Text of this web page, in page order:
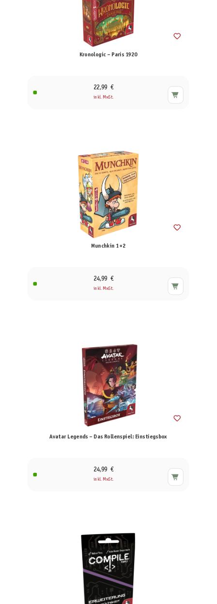
Kronologic – Paris 1920
22,99 €
inkl. MwSt.
Munchkin 1+2
24,99 €
inkl. MwSt.
Avatar Legends – Das Rollenspiel: Einstiegsbox
24,99 €
inkl. MwSt.